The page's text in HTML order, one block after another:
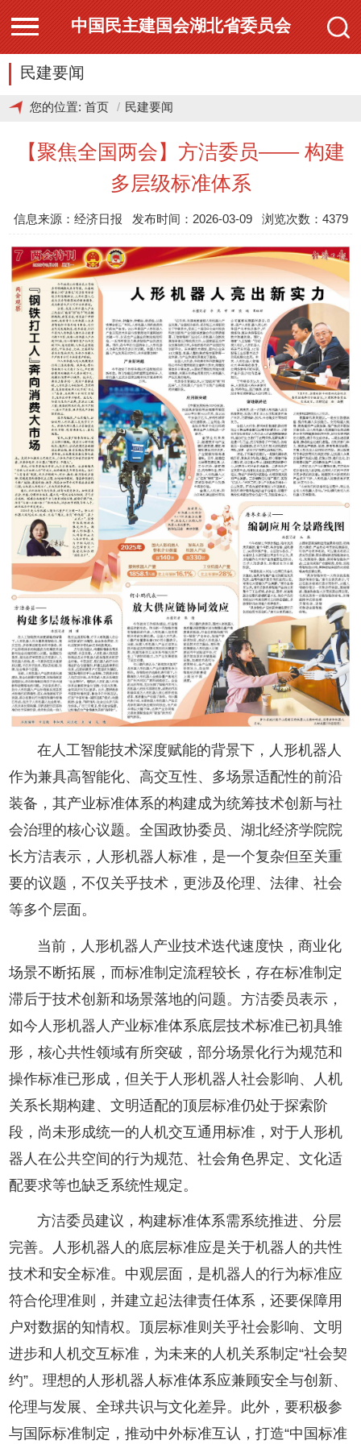
中国民主建国会湖北省委员会
民建要闻
您的位置: 首页 民建要闻
【聚焦全国两会】方洁委员—— 构建
多层级标准体系
信息来源：经济日报 发布时间：2026-03-09 浏览次数：4379
在人工智能技术深度赋能的背景下，人形机器人
作为兼具高智能化、高交互性、多场景适配性的前沿
装备，其产业标准体系的构建成为统筹技术创新与社
会治理的核心议题。全国政协委员、湖北经济学院院
长方洁表示，人形机器人标准，是一个复杂但至关重
要的议题，不仅关乎技术，更涉及伦理、法律、社会
等多个层面。
当前，人形机器人产业技术迭代速度快，商业化
场景不断拓展，而标准制定流程较长，存在标准制定
滞后于技术创新和场景落地的问题。方洁委员表示，
如今人形机器人产业标准体系底层技术标准已初具雏
形，核心共性领域有所突破，部分场景化行为规范和
操作标准已形成，但关于人形机器人社会影响、人机
关系长期构建、文明适配的顶层标准仍处于探索阶
段，尚未形成统一的人机交互通用标准，对于人形机
器人在公共空间的行为规范、社会角色界定、文化适
配要求等也缺乏系统性规定。
方洁委员建议，构建标准体系需系统推进、分层
完善。人形机器人的底层标准应是关于机器人的共性
技术和安全标准。中观层面，是机器人的行为标准应
符合伦理准则，并建立起法律责任体系，还要保障用
户对数据的知情权。顶层标准则关乎社会影响、文明
进步和人机交互标准，为未来的人机关系制定“社会契
约”。理想的人形机器人标准体系应兼顾安全与创新、
伦理与发展、全球共识与文化差异。此外，要积极参
与国际标准制定，推动中外标准互认，打造“中国标准